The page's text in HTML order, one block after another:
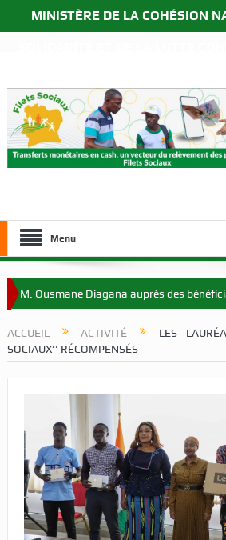
MINISTÈRE DE LA COHÉSION
Menu
Diagana auprès des bénéficiaires
ACCUEIL ACTIVITÉ
LES
SOCIAUX’’ RÉCOMPENSÉS